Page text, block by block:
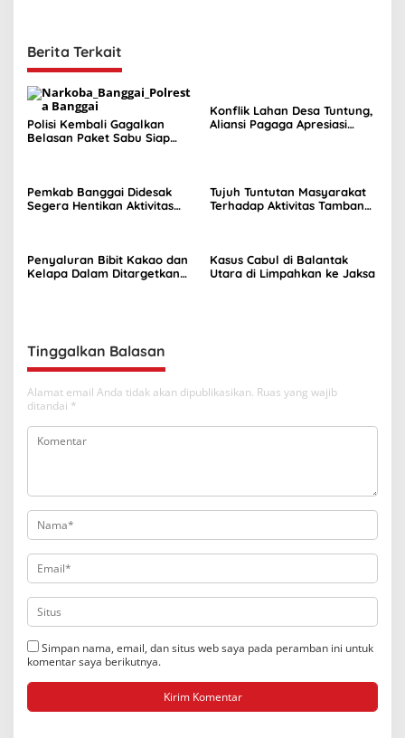
Berita Terkait
Polisi Kembali Gagalkan
Belasan Paket Sabu Siap
Konflik Lahan Desa Tuntung,
Aliansi Pagaga Apresiasi
Pemkab Banggai Didesak
Segera Hentikan Aktivitas
Tujuh Tuntutan Masyarakat
Terhadap Aktivitas Tambang
Penyaluran Bibit Kakao dan
Kelapa Dalam Ditargetkan
Kasus Cabul di Balantak
Utara di Limpahkan ke Jaksa
Tinggalkan Balasan
Alamat email Anda tidak akan dipublikasikan. Ruas yang wajib
ditandai *
Simpan nama, email, dan situs web saya pada peramban ini untuk
komentar saya berikutnya.